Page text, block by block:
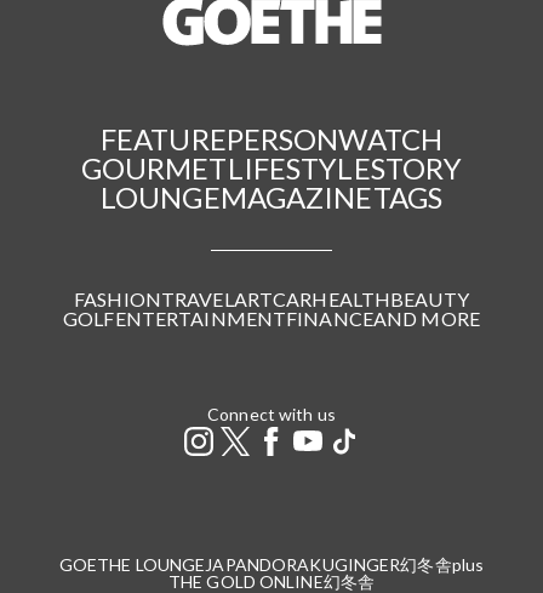
FEATUREPERSONWATCH
GOURMETLIFESTYLESTORY
LOUNGEMAGAZINETAGS
FASHIONTRAVELARTCARHEALTHBEAUTY
GOLFENTERTAINMENTFINANCEAND MORE
Connect with us
GOETHE LOUNGE JAPANDORAKUGINGER幻冬舎plus
THE GOLD ONLINE幻冬舎